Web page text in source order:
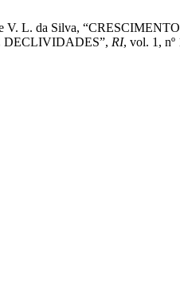
e V. L. da Silva,
DECLIVIDADES”, RI, vol. 1, nº